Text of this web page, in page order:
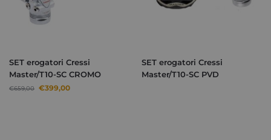
SET erogatori Cressi
Master/T10-SC CROMO
€659,00 €399,00
SET erogatori Cressi
Master/T10-SC PVD